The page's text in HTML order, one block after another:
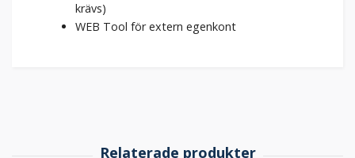
krävs)
WEB Tool för extern egenkont